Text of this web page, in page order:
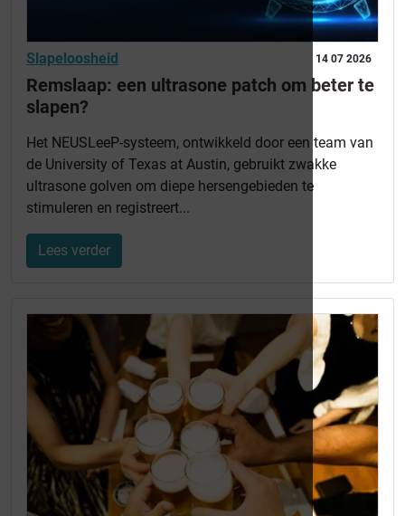
14 07 2026
Slapeloosheid
Remslaap: een ultrasone patch om beter te
slapen?
Het NEUSLeeP-systeem, ontwikkeld door een team van
de University of Texas at Austin, gebruikt zwakke
ultrasone golven om diepe hersengebieden te
stimuleren en registreert...
Lees verder